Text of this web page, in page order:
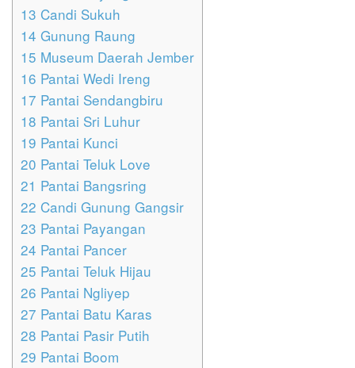
13 Candi Sukuh
14 Gunung Raung
15 Museum Daerah Jember
16 Pantai Wedi Ireng
17 Pantai Sendangbiru
18 Pantai Sri Luhur
19 Pantai Kunci
20 Pantai Teluk Love
21 Pantai Bangsring
22 Candi Gunung Gangsir
23 Pantai Payangan
24 Pantai Pancer
25 Pantai Teluk Hijau
26 Pantai Ngliyep
27 Pantai Batu Karas
28 Pantai Pasir Putih
29 Pantai Boom